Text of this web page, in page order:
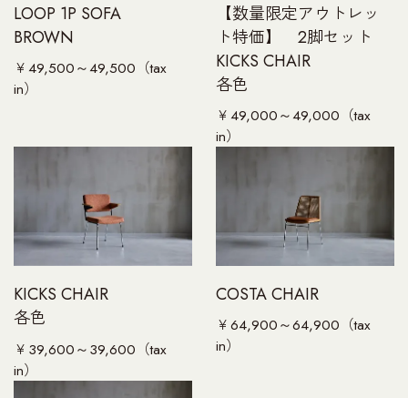
LOOP 1P SOFA
BROWN
￥49,500～49,500（tax
in）
【数量限定アウトレッ
ト特価】 2脚セット
KICKS CHAIR
各色
￥49,000～49,000（tax
in）
KICKS CHAIR
各色
￥39,600～39,600（tax
in）
COSTA CHAIR
￥64,900～64,900（tax
in）